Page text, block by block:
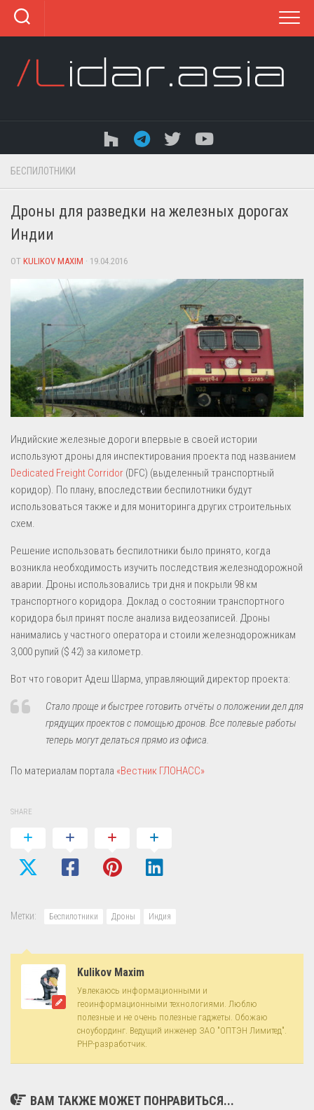
Перейти
содержанию
БЕСПИЛОТНИКИ
Дроны для разведки на железных дорогах
Индии
ОТ KULIKOV MAXIM · 19.04.2016
Индийские железные дороги впервые в своей истории
используют дроны для инспектирования проекта под названием
Dedicated Freight Corridor (DFC) (выделенный транспортный
коридор). По плану, впоследствии беспилотники будут
использоваться также и для мониторинга других строительных
схем.
Решение использовать беспилотники было принято, когда
возникла необходимость изучить последствия железнодорожной
аварии. Дроны использовались три дня и покрыли 98 км
транспортного коридора. Доклад о состоянии транспортного
коридора был принят после анализа видеозаписей. Дроны
нанимались у частного оператора и стоили железнодорожникам
3,000 рупий ($ 42) за километр.
Вот что говорит Адеш Шарма, управляющий директор проекта:
Стало проще и быстрее готовить отчёты о положении дел для
грядущих проектов с помощью дронов. Все полевые работы
теперь могут делаться прямо из офиса.
По материалам портала «Вестник ГЛОНАСС»
SHARE
Метки: Беспилотники Дроны Индия
Kulikov Maxim
Увлекаюсь информационными и
геоинформационными технологиями. Люблю
полезные и не очень полезные гаджеты. Обожаю
сноубординг. Ведущий инженер ЗАО "ОПТЭН Лимитед".
PHP-разработчик.
ВАМ ТАКЖЕ МОЖЕТ ПОНРАВИТЬСЯ...